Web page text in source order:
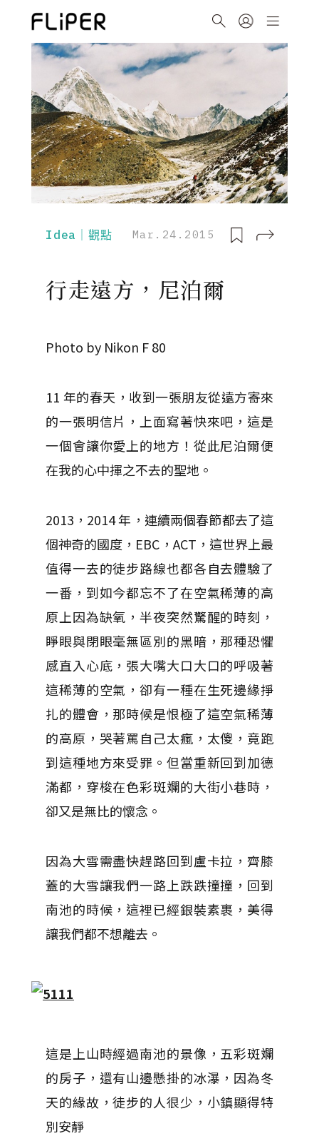
Idea｜觀點 Mar.24.2015
行走遠方，尼泊爾
Photo by Nikon F 80
11 年的春天，收到一張朋友從遠方寄來
的一張明信片，上面寫著快來吧，這是
一個會讓你愛上的地方！從此尼泊爾便
在我的心中揮之不去的聖地。
2013，2014 年，連續兩個春節都去了這
個神奇的國度，EBC，ACT，這世界上最
值得一去的徒步路線也都各自去體驗了
一番，到如今都忘不了在空氣稀薄的高
原上因為缺氧，半夜突然驚醒的時刻，
睜眼與閉眼毫無區別的黑暗，那種恐懼
感直入心底，張大嘴大口大口的呼吸著
這稀薄的空氣，卻有一種在生死邊緣掙
扎的體會，那時候是恨極了這空氣稀薄
的高原，哭著罵自己太瘋，太傻，竟跑
到這種地方來受罪。但當重新回到加德
滿都，穿梭在色彩斑斕的大街小巷時，
卻又是無比的懷念。
因為大雪需盡快趕路回到盧卡拉，齊膝
蓋的大雪讓我們一路上跌跌撞撞，回到
南池的時候，這裡已經銀裝素裹，美得
讓我們都不想離去。
這是上山時經過南池的景像，五彩斑斕
的房子，還有山邊懸掛的冰瀑，因為冬
天的緣故，徒步的人很少，小鎮顯得特
別安靜